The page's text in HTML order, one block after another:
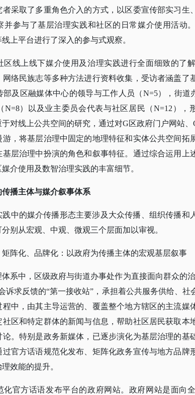
者采取了多重角色介入的方式，以区委宣传部实习生
并参与了基层治理实践和社区的日常媒介使用活动
上平台进行了深入的参与式观察。
区线上线下媒介使用及治理实践进行全面细致的了
络民族志等多种方法进行资料收集，受访者涵盖了
部及区融媒体中心的领导与工作人员（N=5），街道
N=8）以及业主委员会代表与社区居民（N=12），
对线上公共空间的研究，通过对G区政府门户网站
，将基层治理中固定的地理特征和实体公共空间拓
层治理中扮演的角色和叙事特征。通过综合运用上
介使用及数智治理实践的丰富细节。
播主体与媒介叙事体系
中的媒介传播形态主要涉及大众传播、组织传播和
别从宏观、中观、微观三个层面加以审视。
矩阵化、品牌化：以政府为传播主体的宏观基层叙事
系中，区级政府与街道办事处作为直接面向群众的
诉求反馈的“第一接收站”，承担着公共服务供给、
中，由其主导运营的、覆盖整个地方辖区的主流媒
区和特定群体的新闻与信息，帮助社区居民获取本
。特别是政务新媒体，已逐步演化为基层治理的基
官方话语规范化发布、矩阵化政务宣传与地方品牌
效能的提升。
化官方话语发布平台的政府网站。政府网站是面向